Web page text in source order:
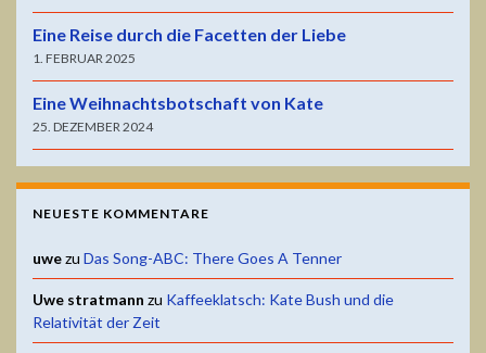
Eine Reise durch die Facetten der Liebe
1. FEBRUAR 2025
Eine Weihnachtsbotschaft von Kate
25. DEZEMBER 2024
NEUESTE KOMMENTARE
uwezu Das Song-ABC: There Goes A Tenner
Uwe stratmann zu Kaffeeklatsch: Kate Bush und die
Relativität der Zeit